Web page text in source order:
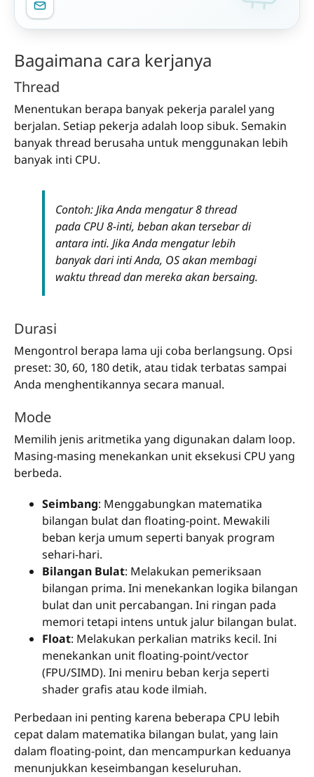
Bagaimana cara kerjanya
Thread
Menentukan berapa banyak pekerja paralel yang
berjalan. Setiap pekerja adalah loop sibuk. Semakin
banyak thread berusaha untuk menggunakan lebih
banyak inti CPU.
Contoh: Jika Anda mengatur 8 thread
pada CPU 8-inti, beban akan tersebar di
antara inti. Jika Anda mengatur lebih
banyak dari inti Anda, OS akan membagi
waktu thread dan mereka akan bersaing.
Durasi
Mengontrol berapa lama uji coba berlangsung. Opsi
preset: 30, 60, 180 detik, atau tidak terbatas sampai
Anda menghentikannya secara manual.
Mode
Memilih jenis aritmetika yang digunakan dalam loop.
Masing-masing menekankan unit eksekusi CPU yang
berbeda.
Seimbang: Menggabungkan matematika
bilangan bulat dan floating-point. Mewakili
beban kerja umum seperti banyak program
sehari-hari.
Bilangan Bulat: Melakukan pemeriksaan
bilangan prima. Ini menekankan logika bilangan
bulat dan unit percabangan. Ini ringan pada
memori tetapi intens untuk jalur bilangan bulat.
Float: Melakukan perkalian matriks kecil. Ini
menekankan unit floating-point/vector
(FPU/SIMD). Ini meniru beban kerja seperti
shader grafis atau kode ilmiah.
Perbedaan ini penting karena beberapa CPU lebih
cepat dalam matematika bilangan bulat, yang lain
dalam floating-point, dan mencampurkan keduanya
menunjukkan keseimbangan keseluruhan.